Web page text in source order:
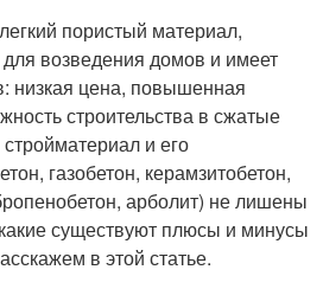
пористый материал,
для возведения домов и имеет
низкая цена, повышенная
строительства в сжатые
и его
газобетон, керамзитобетон,
арболит) не лишены
существуют плюсы и минусы
в этой статье.